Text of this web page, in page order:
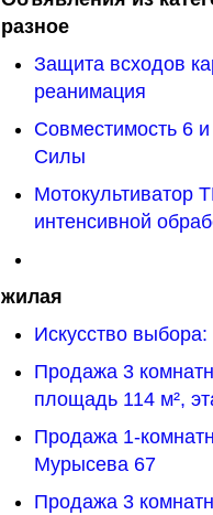
разное
Защита всходов
реанимация
Совместимость 6
Силы
Мотокультиватор
интенсивной
жилая
Искусство выбора:
Продажа 3
площадь 114 м²,
Продажа 1-
Мурысева 67
Продажа 3